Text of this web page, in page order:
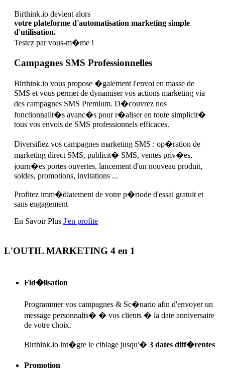
Birthink.io devient alors
votre plateforme d'automatisation marketing simple
d'utilisation.
Testez par vous-m�me !
Campagnes SMS Professionnelles
Birthink.io vous propose �galement l'envoi en masse de
SMS et vous permet de dynamiser vos actions marketing via
des campagnes SMS Premium. D�couvrez nos
fonctionnalit�s avanc�s pour r�aliser en toute simplicit�
tous vos envois de SMS professionnels efficaces.
Diversifiez vos campagnes marketing SMS : op�ration de
marketing direct SMS, publicit� SMS, ventes priv�es,
journ�es portes ouvertes, lancement d'un nouveau produit,
soldes, promotions, invitations ...
Profitez imm�diatement de votre p�riode d'essai gratuit et
sans engagement
En Savoir Plus J'en profite
L'OUTIL MARKETING 4 en 1
Fid�lisation
Programmer vos campagnes & Sc�nario afin d'envoyer un
message personnalis� � vos clients � la date anniversaire
de votre choix.
Birthink.io int�gre le ciblage jusqu'� 3 dates diff�rentes
Promotion